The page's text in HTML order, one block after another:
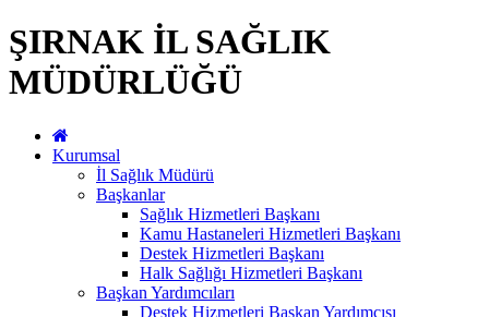
ŞIRNAK İL SAĞLIK
MÜDÜRLÜĞÜ
Kurumsal
İl Sağlık Müdürü
Başkanlar
Sağlık Hizmetleri Başkanı
Kamu Hastaneleri Hizmetleri Başkanı
Destek Hizmetleri Başkanı
Halk Sağlığı Hizmetleri Başkanı
Başkan Yardımcıları
Destek Hizmetleri Başkan Yardımcısı